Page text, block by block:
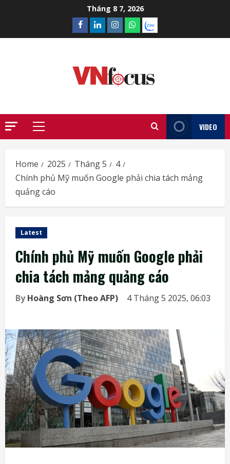
Tháng 8 7, 2026
Facebook
LinkedinInstagram
What’sapp
Zalo
Primary
VIDEO
Home 2025 Tháng 5
4
Chính phủ Mỹ muốn Google phải chia tách mảng
quảng cáo
Latest
Chính phủ Mỹ muốn Google phải
chia tách mảng quảng cáo
ByHoàng Sơn (Theo AFP) 4 Tháng 5 2025, 06:03